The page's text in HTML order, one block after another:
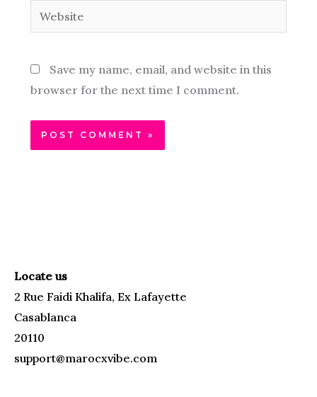
Website
Save my name, email, and website in this
browser for the next time I comment.
Locate us
2 Rue Faidi Khalifa, Ex Lafayette
Casablanca
20110
support@marocxvibe.com